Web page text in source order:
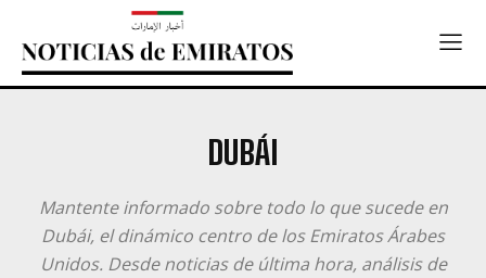
DUBÁI
Mantente informado sobre todo lo que sucede en
Dubái, el dinámico centro de los Emiratos Árabes
Unidos. Desde noticias de última hora, análisis de